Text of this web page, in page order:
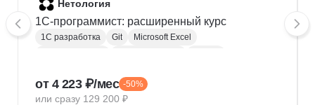
Нетология
1C-программист: расширенный курс
1С разработка Git
Microsoft Excel
Конфигурирование 1С
от 4 223 ₽/мес -50%
или сразу 129 200 ₽